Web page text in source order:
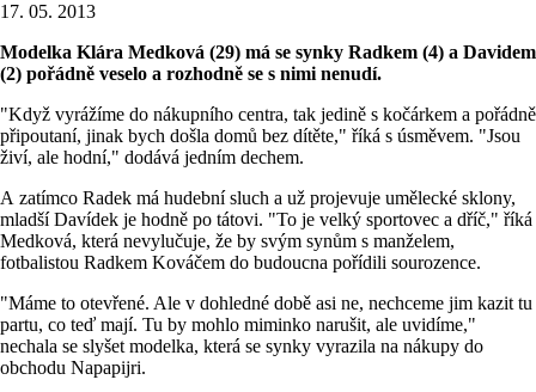
17. 05. 2013
Modelka Klára Medková (29) má se synky Radkem (4) a Davidem
(2) pořádně veselo a rozhodně se s nimi nenudí.
"Když vyrážíme do nákupního centra, tak jedině s kočárkem a pořádně
připoutaní, jinak bych došla domů bez dítěte," říká s úsměvem. "Jsou
živí, ale hodní," dodává jedním dechem.
A zatímco Radek má hudební sluch a už projevuje umělecké sklony,
mladší Davídek je hodně po tátovi. "To je velký sportovec a dříč," říká
Medková, která nevylučuje, že by svým synům s manželem,
fotbalistou Radkem Kováčem do budoucna pořídili sourozence.
"Máme to otevřené. Ale v dohledné době asi ne, nechceme jim kazit tu
partu, co teď mají. Tu by mohlo miminko narušit, ale uvidíme,"
nechala se slyšet modelka, která se synky vyrazila na nákupy do
obchodu Napapijri.